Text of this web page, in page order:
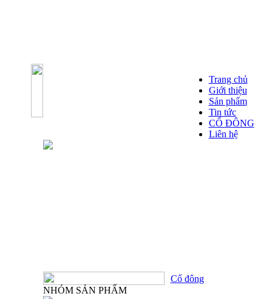
Trang chủ
Giới thiệu
Sản phẩm
Tin tức
CỔ ĐÔNG
Liên hệ
NHÓM SẢN PHẨM
Cổ đông